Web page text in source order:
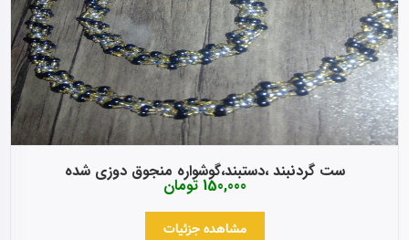
ست گردنبند ،دستبند،گوشواره منجوق دوزی شده
150,000 تومان
مشاهده جزئیات